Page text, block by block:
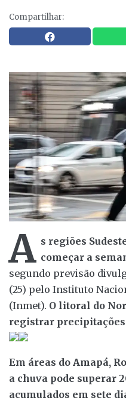
Compartilhar:
A s regiões
começar a
segundo previsão
(25) pelo Instituto
(Inmet). O litoral do
registrar
Em áreas do Amapá,
a chuva pode superar
acumulados em sete